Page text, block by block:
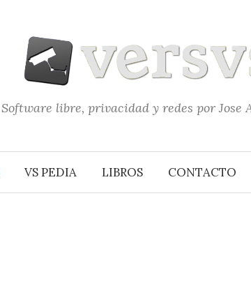
Software libre, privacidad y redes por Jose
VS PEDIA LIBROS CONTACTO